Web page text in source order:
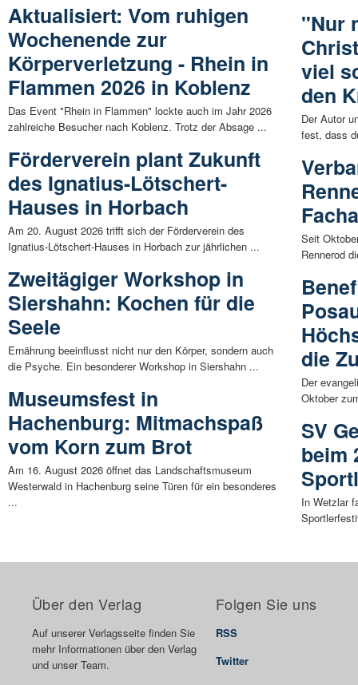
Aktualisiert: Vom ruhigen
Wochenende zur
Körperverletzung - Rhein in
Flammen 2026 in Koblenz
Das Event "Rhein in Flammen" lockte auch im Jahr 2026
zahlreiche Besucher nach Koblenz. Trotz der Absage ...
Förderverein plant Zukunft
des Ignatius-Lötschert-
Hauses in Horbach
Am 20. August 2026 trifft sich der Förderverein des
Ignatius-Lötschert-Hauses in Horbach zur jährlichen ...
Zweitägiger Workshop in
Siershahn: Kochen für die
Seele
Ernährung beeinflusst nicht nur den Körper, sondern auch
die Psyche. Ein besonderer Workshop in Siershahn ...
Museumsfest in
Hachenburg: Mitmachspaß
vom Korn zum Brot
Am 16. August 2026 öffnet das Landschaftsmuseum
Westerwald in Hachenburg seine Türen für ein besonderes
...
"Nur
viel
den
Der Autor
fest, dass
Seit
Rennerod
die
Der
Oktober
SV
beim
In Wetzlar
Über den Verlag
Auf unserer Verlagsseite finden Sie
mehr Informationen über den Verlag
und unser Team.
Folgen Sie uns
RSS
Twitter